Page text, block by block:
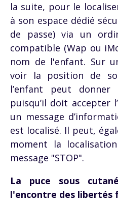
la suite, pour le
à son espace dédié
de passe) via un
compatible (Wap ou
nom de l'enfant. Sur
voir la position de
l’enfant peut
puisqu’il doit accepter
un message
est localisé. Il peut,
moment la
message "STOP".
La puce sous
l'encontre des libertés